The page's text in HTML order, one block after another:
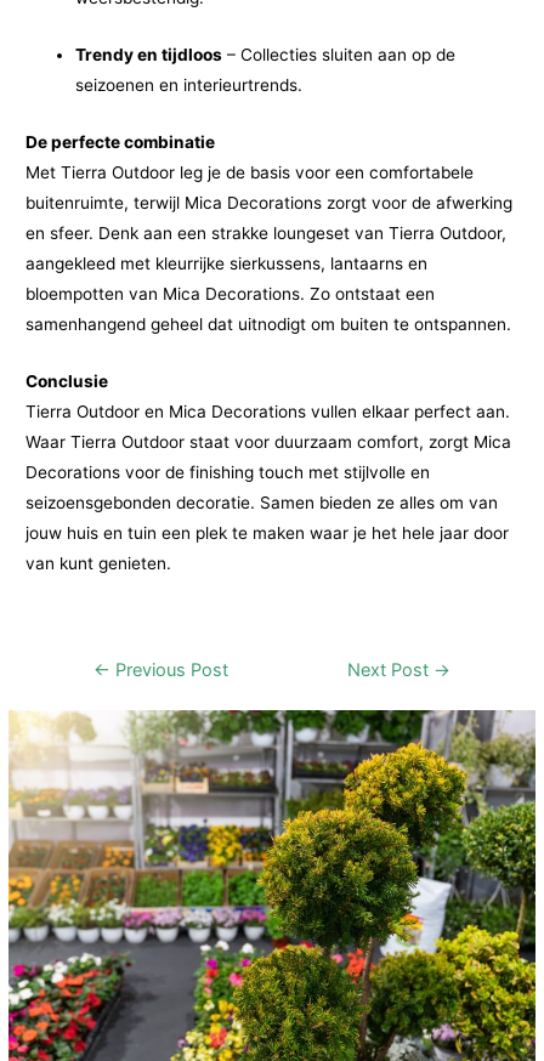
Trendy en tijdloos – Collecties sluiten aan op de
seizoenen en interieurtrends.
De perfecte combinatie
Met Tierra Outdoor leg je de basis voor een comfortabele
buitenruimte, terwijl Mica Decorations zorgt voor de afwerking
en sfeer. Denk aan een strakke loungeset van Tierra Outdoor,
aangekleed met kleurrijke sierkussens, lantaarns en
bloempotten van Mica Decorations. Zo ontstaat een
samenhangend geheel dat uitnodigt om buiten te ontspannen.
Conclusie
Tierra Outdoor en Mica Decorations vullen elkaar perfect aan.
Waar Tierra Outdoor staat voor duurzaam comfort, zorgt Mica
Decorations voor de finishing touch met stijlvolle en
seizoensgebonden decoratie. Samen bieden ze alles om van
jouw huis en tuin een plek te maken waar je het hele jaar door
van kunt genieten.
Post← Previous Post Next Post →